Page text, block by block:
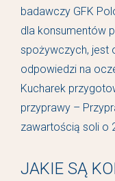
badawczy GFK
dla konsumentów
spożywczych, jest
odpowiedzi na
Kucharek
przyprawy –
zawartością soli o
JAKIE SĄ